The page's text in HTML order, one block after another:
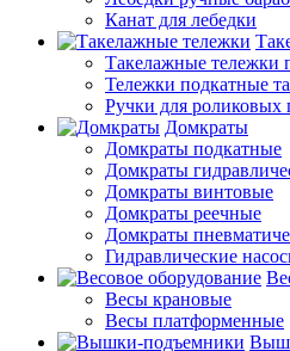
Канат для лебедки
Такелажные тележки
Тележки подкатные
Ручки для роликовых
Домкраты
Домкраты подкатные
Домкраты
Домкраты винтовые
Домкраты реечные
Домкраты
Гидравлические
Весы крановые
Весы платформенные